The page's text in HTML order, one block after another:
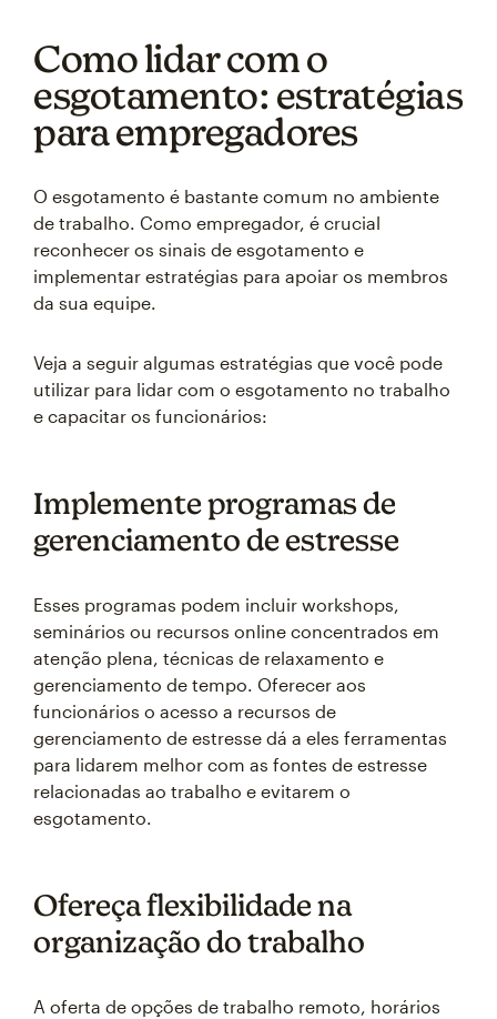
Como lidar com o
esgotamento: estratégias
para empregadores
O esgotamento é bastante comum no ambiente
de trabalho. Como empregador, é crucial
reconhecer os sinais de esgotamento e
implementar estratégias para apoiar os membros
da sua equipe.
Veja a seguir algumas estratégias que você pode
utilizar para lidar com o esgotamento no trabalho
e capacitar os funcionários:
Implemente programas de
gerenciamento de estresse
Esses programas podem incluir workshops,
seminários ou recursos online concentrados em
atenção plena, técnicas de relaxamento e
gerenciamento de tempo. Oferecer aos
funcionários o acesso a recursos de
gerenciamento de estresse dá a eles ferramentas
para lidarem melhor com as fontes de estresse
relacionadas ao trabalho e evitarem o
esgotamento.
Ofereça flexibilidade na
organização do trabalho
A oferta de opções de trabalho remoto, horários